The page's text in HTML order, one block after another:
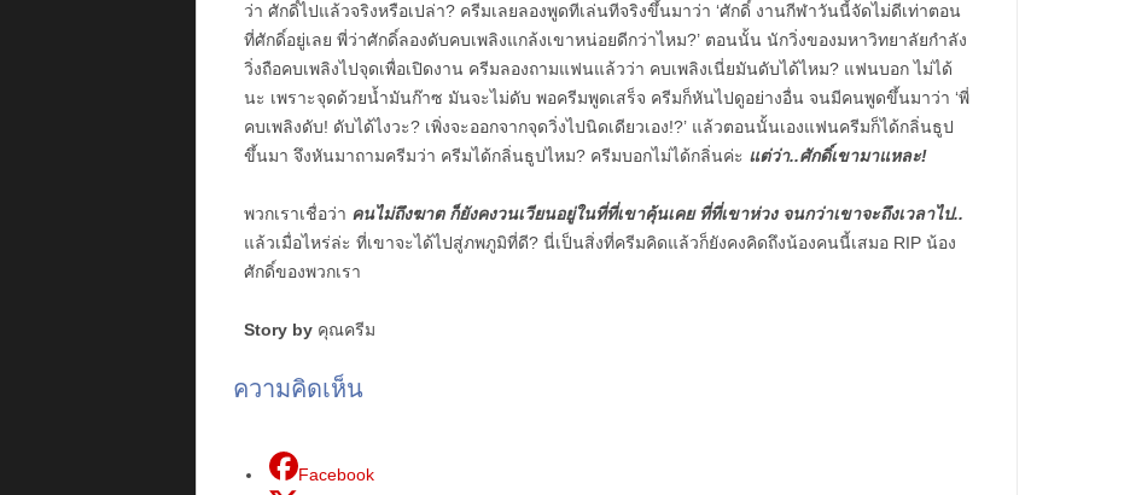
ว่า ศักดิ์ไปแล้วจริงหรือเปล่า? ครีมเลยลองพูดทีเล่นทีจริงขึ้นมาว่า ‘ศักดิ์ งานกีฬาวันนี้จัดไม่ดีเท่าตอน
ที่ศักดิ์อยู่เลย พี่ว่าศักดิ์ลองดับคบเพลิงแกล้งเขาหน่อยดีกว่าไหม?’ ตอนนั้น นักวิ่งของมหาวิทยาลัยกำลัง
วิ่งถือคบเพลิงไปจุดเพื่อเปิดงาน ครีมลองถามแฟนแล้วว่า คบเพลิงเนี่ยมันดับได้ไหม? แฟนบอก ไม่ได้
นะ เพราะจุดด้วยน้ำมันก๊าซ มันจะไม่ดับ พอครีมพูดเสร็จ ครีมก็หันไปดูอย่างอื่น จนมีคนพูดขึ้นมาว่า ‘พี่
คบเพลิงดับ! ดับได้ไงวะ? เพิ่งจะออกจากจุดวิ่งไปนิดเดียวเอง!?’ แล้วตอนนั้นเองแฟนครีมก็ได้กลิ่นธูป
ขึ้นมา จึงหันมาถามครีมว่า ครีมได้กลิ่นธูปไหม? ครีมบอกไม่ได้กลิ่นค่ะ แต่ว่า..ศักดิ์เขามาแหละ!
พวกเราเชื่อว่า คนไม่ถึงฆาต ก็ยังคงวนเวียนอยู่ในที่ที่เขาคุ้นเคย ที่ที่เขาห่วง จนกว่าเขาจะถึงเวลาไป..
แล้วเมื่อไหร่ล่ะ ที่เขาจะได้ไปสู่ภพภูมิที่ดี? นี่เป็นสิ่งที่ครีมคิดแล้วก็ยังคงคิดถึงน้องคนนี้เสมอ RIP น้อง
ศักดิ์ของพวกเรา
Story byคุณครีม
ความคิดเห็น
Facebook